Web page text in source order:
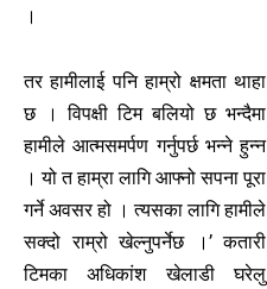
।
तर हामीलाई पनि हाम्रो क्षमता थाहा
छ । विपक्षी टिम बलियो छ भन्दैमा
हामीले आत्मसमर्पण गर्नुपर्छ भन्ने हुन्न
। यो त हाम्रा लागि आफ्नो सपना पूरा
गर्ने अवसर हो । त्यसका लागि हामीले
सक्दो राम्रो खेल्नुपर्नेछ ।’ कतारी
टिमका अधिकांश खेलाडी घरेलु